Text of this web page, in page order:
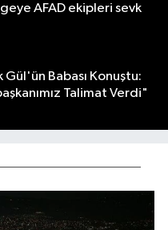
AFAD ekipleri sevk
Gül'ün Babası Konuştu:
Talimat Verdi"